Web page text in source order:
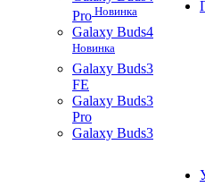
Pro Новинка
Galaxy Buds4
Новинка
Galaxy Buds3
FE
Galaxy Buds3
Pro
Galaxy Buds3